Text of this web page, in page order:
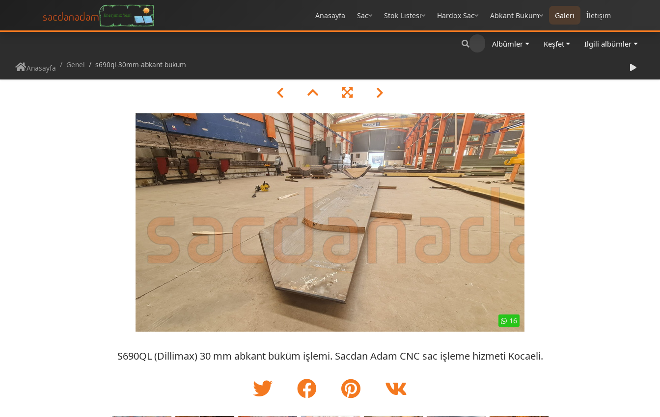
Anasayfa Sac Stok Listesi Hardox Sac Abkant Büküm Galeri İletişim
Albümler Keşfet İlgili albümler
Anasayfa Genel s690ql-30mm-abkant-bukum
16
S690QL (Dillimax) 30 mm abkant büküm işlemi. Sacdan Adam CNC sac işleme hizmeti Kocaeli.